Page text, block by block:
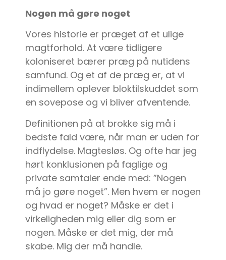
Nogen må gøre noget
Vores historie er præget af et ulige
magtforhold. At være tidligere
koloniseret bærer præg på nutidens
samfund. Og et af de præg er, at vi
indimellem oplever bloktilskuddet som
en sovepose og vi bliver afventende.
Definitionen på at brokke sig må i
bedste fald være, når man er uden for
indflydelse. Magtesløs. Og ofte har jeg
hørt konklusionen på faglige og
private samtaler ende med: ”Nogen
må jo gøre noget”. Men hvem er nogen
og hvad er noget? Måske er det i
virkeligheden mig eller dig som er
nogen. Måske er det mig, der må
skabe. Mig der må handle.